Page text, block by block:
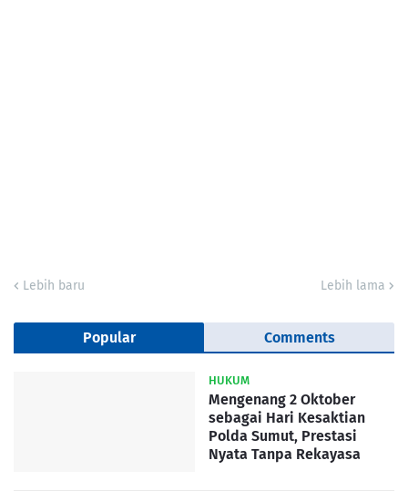
Lebih baru Lebih lama
Popular Comments
HUKUM
Mengenang 2 Oktober
sebagai Hari Kesaktian
Polda Sumut, Prestasi
Nyata Tanpa Rekayasa